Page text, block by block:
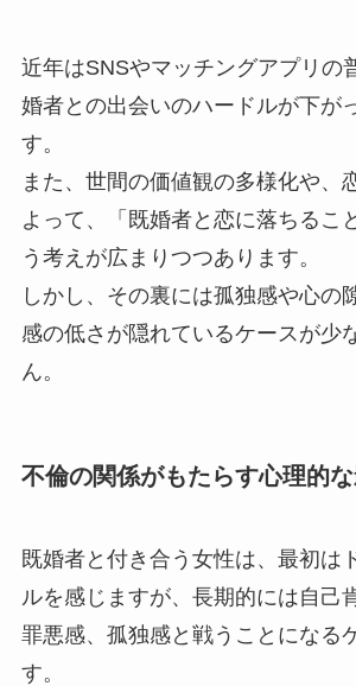
近年はSNSやマッチングアプリの
婚者との出会いのハードルが下が
す。
また、世間の価値観の多様化や、
よって、「既婚者と恋に落ちるこ
う考えが広まりつつあります。
しかし、その裏には孤独感や心の
感の低さが隠れているケースが少
ん。
不倫の関係がもたらす心理的
既婚者と付き合う女性は、最初は
ルを感じますが、長期的には自己
罪悪感、孤独感と戦うことになる
す。